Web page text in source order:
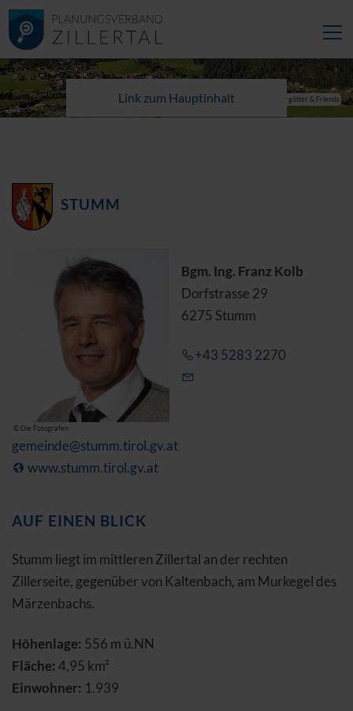
Link zum Hauptinhalt © Wörgötter & Friends
STUMM
© Die Fotografen
Bgm. Ing. Franz Kolb
Dorfstrasse 29
6275 Stumm
+43 5283 2270
gemeinde@stumm.tirol.gv.at
www.stumm.tirol.gv.at
AUF EINEN BLICK
Stumm liegt im mittleren Zillertal an der rechten
Zillerseite, gegenüber von Kaltenbach, am Murkegel des
Märzenbachs.
Höhenlage: 556 m ü.NN
Fläche:4,95 km²
Einwohner: 1.939